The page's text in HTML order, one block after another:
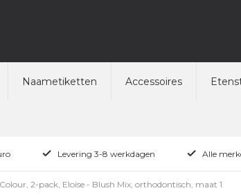
Naametiketten Accessoires
Levering 3-8 werkdagen Alle
Colour, 2-pack, Eloise - Blush Mix, orthodontisch, maat 1